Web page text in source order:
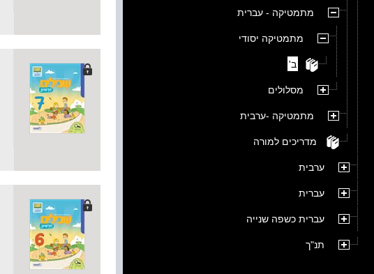
מתמטיקה - עברית
מתמטיקה יסודי
ב'
מסלולים
מתמטיקה -ערבית
מדריכים למורה
ערבית
עברית
עברית כשפה שנייה
תנ"ך